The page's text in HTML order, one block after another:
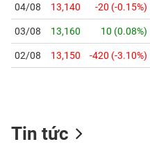
04/08 13,140 -20 (-0.15%)
03/08 13,160 10 (0.08%)
02/08 13,150 -420 (-3.10%)
Tin tức
TÍCH
VIETSTOCKFINANCE